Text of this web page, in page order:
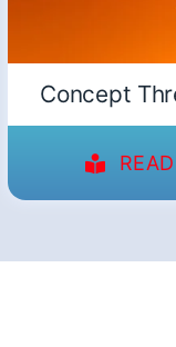
Concept
READ